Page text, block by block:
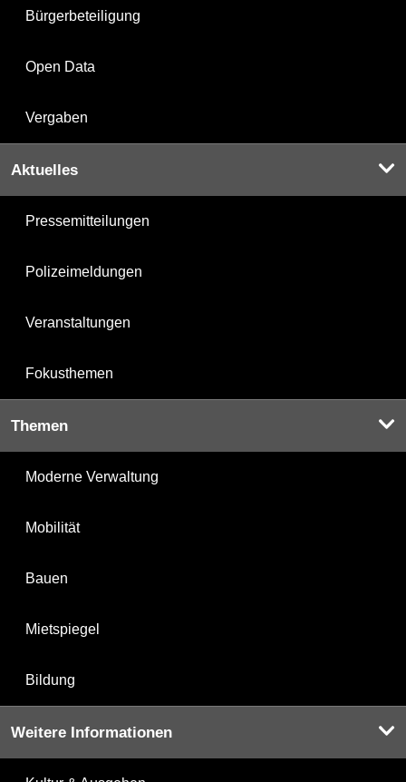
Bürgerbeteiligung
Open Data
Vergaben
Aktuelles
Pressemitteilungen
Polizeimeldungen
Veranstaltungen
Fokusthemen
Themen
Moderne Verwaltung
Mobilität
Bauen
Mietspiegel
Bildung
Weitere Informationen